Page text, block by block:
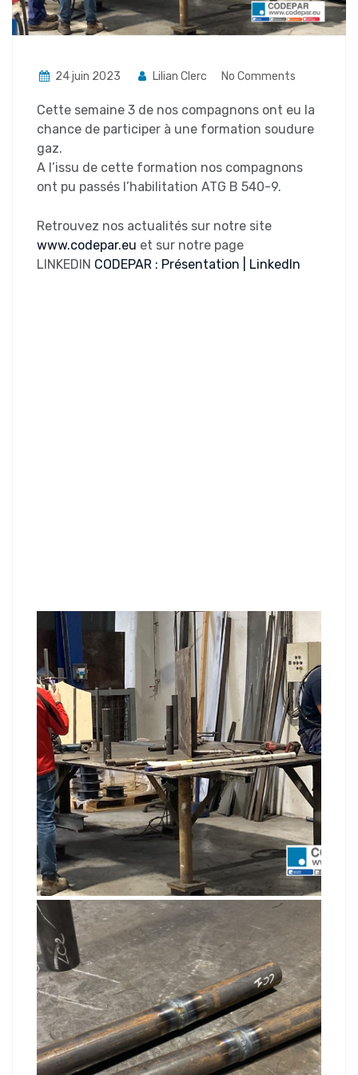
24 juin 2023 Lilian Clerc No Comments
Cette semaine 3 de nos compagnons ont eu la
chance de participer à une formation soudure
gaz.
A l’issu de cette formation nos compagnons
ont pu passés l’habilitation ATG B 540-9.
Retrouvez nos actualités sur notre site
www.codepar.eu et sur notre page
LINKEDIN CODEPAR : Présentation | LinkedIn